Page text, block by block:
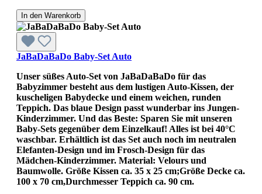
In den Warenkorb
JaBaDaBaDo Baby-Set Auto
Unser süßes Auto-Set von JaBaDaBaDo für das
Babyzimmer besteht aus dem lustigen Auto-Kissen, der
kuscheligen Babydecke und einem weichen, runden
Teppich. Das blaue Design passt wunderbar ins Jungen-
Kinderzimmer. Und das Beste: Sparen Sie mit unseren
Baby-Sets gegenüber dem Einzelkauf! Alles ist bei 40°C
waschbar. Erhältlich ist das Set auch noch im neutralen
Elefanten-Design und im Frosch-Design für das
Mädchen-Kinderzimmer. Material: Velours und
Baumwolle. Größe Kissen ca. 35 x 25 cm;Größe Decke ca.
100 x 70 cm,Durchmesser Teppich ca. 90 cm.